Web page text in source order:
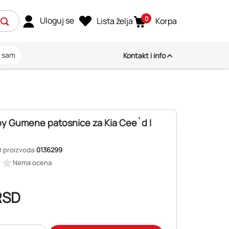
Uloguj se Lista želja 0 Korpa
Kontakt i info
Gumene patosnice za Kia Cee`d I
proizvoda:0136299
Nema ocena